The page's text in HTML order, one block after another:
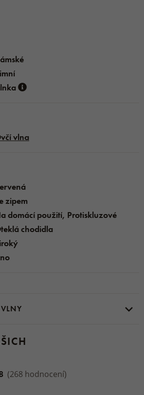
vlna
zipem
domácí použití, Protiskluzové
chodidla
(268 hodnocení)